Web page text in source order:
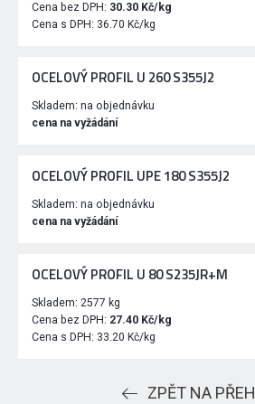
Cena bez DPH: 30.30 Kč/kg
Cena s DPH: 36.70 Kč/kg
OCELOVÝ PROFIL U 260 S355J2
Skladem: na objednávku
cena na vyžádání
OCELOVÝ PROFIL UPE 180 S355J2
Skladem: na objednávku
cena na vyžádání
OCELOVÝ PROFIL U 80 S235JR+M
Skladem: 2577 kg
Cena bez DPH: 27.40 Kč/kg
Cena s DPH: 33.20 Kč/kg
ZPĚT NA